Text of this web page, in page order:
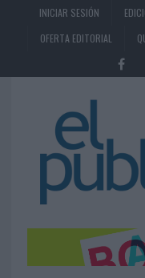
INICIAR SESIÓN
OFERTA EDITORIAL